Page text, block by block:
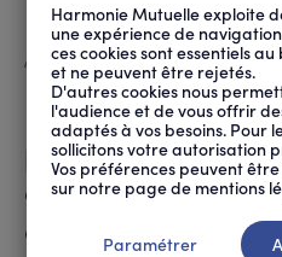
D'ARIANE
ACCUEIL PROTECTION SOCIALE MUTUELLE
Portabilité :
peut-on garder
avoir quitté son
Harmonie Mutuelle exploite
une expérience de
ces cookies sont essentiels
et ne peuvent être rejetés.
D'autres cookies nous
l'audience et de vous offrir
adaptés à vos besoins. Pour
sollicitons votre autorisation
Vos préférences peuvent
sur notre page de mentions
Paramétrer